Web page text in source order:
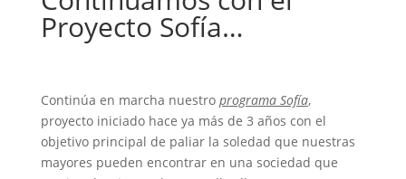
Proyecto Sofía…
Continúa en marcha nuestro programa Sofía,
proyecto iniciado hace ya más de 3 años con el
objetivo principal de paliar la soledad que nuestras
mayores pueden encontrar en una sociedad que